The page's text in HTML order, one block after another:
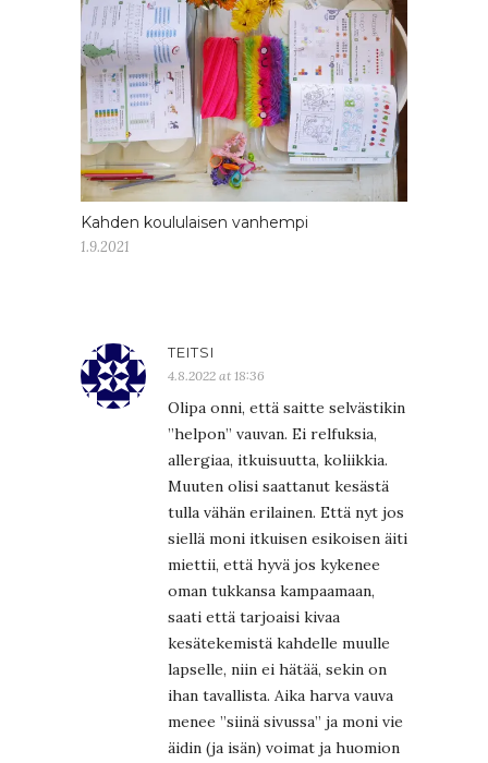
Kahden koululaisen vanhempi
1.9.2021
TEITSI
4.8.2022 at 18:36
Olipa onni, että saitte selvästikin
”helpon” vauvan. Ei relfuksia,
allergiaa, itkuisuutta, koliikkia.
Muuten olisi saattanut kesästä
tulla vähän erilainen. Että nyt jos
siellä moni itkuisen esikoisen äiti
miettii, että hyvä jos kykenee
oman tukkansa kampaamaan,
saati että tarjoaisi kivaa
kesätekemistä kahdelle muulle
lapselle, niin ei hätää, sekin on
ihan tavallista. Aika harva vauva
menee ”siinä sivussa” ja moni vie
äidin (ja isän) voimat ja huomion